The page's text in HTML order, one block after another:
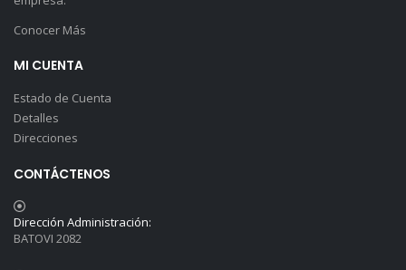
Conocer Más
MI CUENTA
Estado de Cuenta
Detalles
Direcciones
CONTÁCTENOS
Dirección Administración:
BATOVI 2082